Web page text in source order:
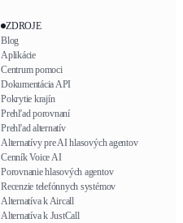
ZDROJE
Blog
Aplikácie
Centrum pomoci
Dokumentácia API
Pokrytie krajín
Prehľad porovnaní
Prehľad alternatív
Alternatívy pre AI hlasových agentov
Cenník Voice AI
Porovnanie hlasových agentov
Recenzie telefónnych systémov
Alternatíva k Aircall
Alternatíva k JustCall